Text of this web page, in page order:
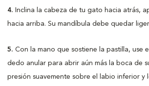
4. Inclina la cabeza de tu gato hacia atrás,
hacia arriba. Su mandíbula debe quedar
5. Con la mano que sostiene la pastilla, use
dedo anular para abrir aún más la boca de
presión suavemente sobre el labio inferior y